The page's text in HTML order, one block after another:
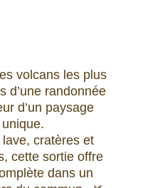
volcans les plus
d’une randonnée
d’un paysage
cratères et
cette sortie offre
dans un